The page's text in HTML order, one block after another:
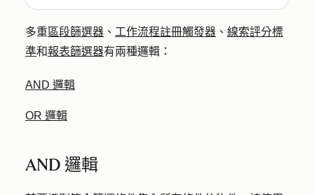
多重區段篩選器 、 工作流程註冊觸發器 、 線索評分標
準和報表篩選器有兩種邏輯：
AND 邏輯
OR 邏輯
AND 邏輯